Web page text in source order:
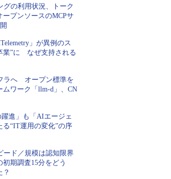
の利用状況、トーク
プンソースのMCPサ
」が異例のス
業”に なぜ支持される
ラへ オープン標準を
ムワーク「llm-d」、CN
躍進」も「AIエージェ
る“IT運用の変化”の序
ード／規模は認知限界
期調査15分をどう
？